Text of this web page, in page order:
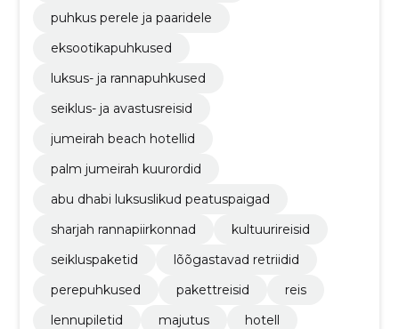
puhkus perele ja paaridele
eksootikapuhkused
luksus- ja rannapuhkused
seiklus- ja avastusreisid
jumeirah beach hotellid
palm jumeirah kuurordid
abu dhabi luksuslikud peatuspaigad
sharjah rannapiirkonnad
kultuurireisid
seikluspaketid
lõõgastavad retriidid
perepuhkused
pakettreisid
reis
lennupiletid
majutus
hotell